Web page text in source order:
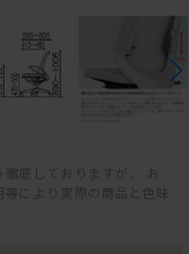
底しておりますが、 お
により実際の商品と色味